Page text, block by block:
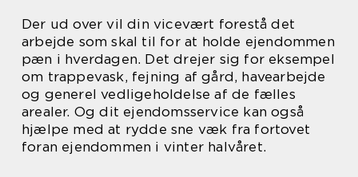
Der ud over vil din vicevært forestå det
arbejde som skal til for at holde ejendommen
pæn i hverdagen. Det drejer sig for eksempel
om trappevask, fejning af gård, havearbejde
og generel vedligeholdelse af de fælles
arealer. Og dit ejendomsservice kan også
hjælpe med at rydde sne væk fra fortovet
foran ejendommen i vinter halvåret.